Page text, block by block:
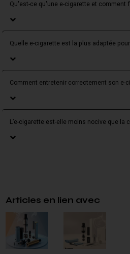
Qu'est-ce qu'une e-cigarette et comment
Quelle e-cigarette est la plus adaptée
Comment entretenir correctement son e-
L’e-cigarette est-elle moins nocive que la
Articles en lien avec